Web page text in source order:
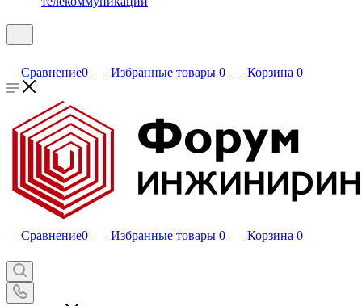
Сравнение0 Избранные товары 0 Корзина 0
Сравнение0 Избранные товары 0 Корзина 0